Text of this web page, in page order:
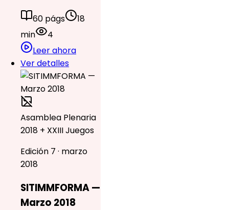
60 págs
18
min
4
Leer ahora
Ver detalles
Asamblea Plenaria
2018 + XXIII Juegos
Edición 7 · marzo
2018
SITIMMFORMA —
Marzo 2018